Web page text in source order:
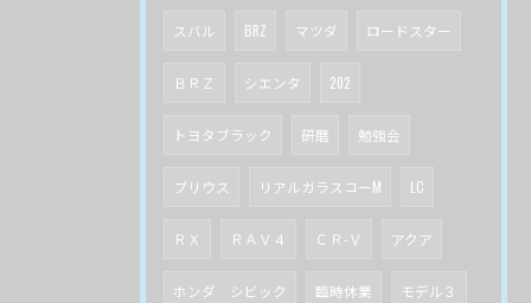
スバル BRZ マツダ ロードスター
ＢＲＺ シエンタ 202
トヨタブラック 研磨 勉強会
プリウス リアルガラスコーM LC
ＲＸ ＲＡＶ４ ＣＲ-Ｖ アクア
ホンダ シビック 臨時休業 モデル３